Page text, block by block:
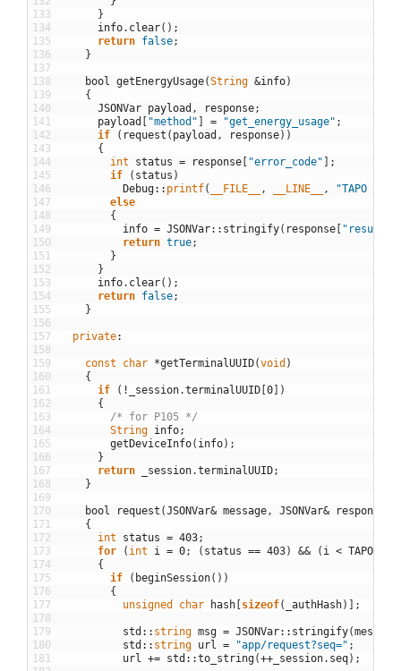
133
134
135
136
137
138
139
140
141
142
143
144
145
146
147
148
149
150
151
152
153
154
155
156
157
158
159
160
161
162
163
164
165
166
167
168
169
170
171
172
173
174
175
176
177
178
179
180
181
}
info. clear( ) ;
return false;
}
bool getEnergyUsage(String &info)
{
JSONVar payload , response;
payload [ "method" ] = "get_energy_usage" ;
if
( request ( payload , response) )
{
int
status = response [ "error_code" ] ;
if
( status )
Debug:: printf( __FILE__ , __LINE__ ,
"TAPO
else
{
info = JSONVar:: stringify( response [ "result"
return true;
}
}
info. clear( ) ;
return false;
}
private:
const char *getTerminalUUID(void )
{
if
( ! _session.terminalUUID [0] )
{
/* for P105 */
String info;
getDeviceInfo( info) ;
}
return
_session.terminalUUID;
}
bool request (JSONVar& message , JSONVar& response
{
int
status = 403;
for
( int i = 0; ( status == 403) && ( i <
{
if
( beginSession( ) )
{
unsigned
char hash [sizeof( _authHash) ] ;
std :: string msg = JSONVar:: stringify(message
std :: string url = "app/request?seq=" ;
url
+= std ::to_string(++ _session. seq) ;